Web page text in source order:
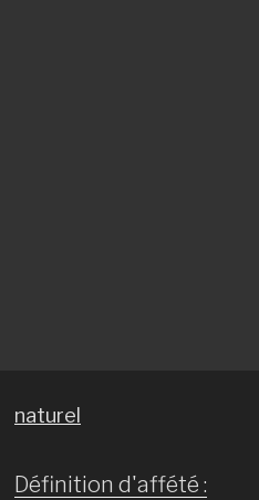
naturel
Définition d'affété :